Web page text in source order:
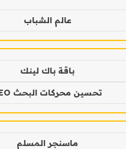
عالم الشباب
باقة باك لينك
تحسين محركات البحث SEO
ماسنجر المسلم